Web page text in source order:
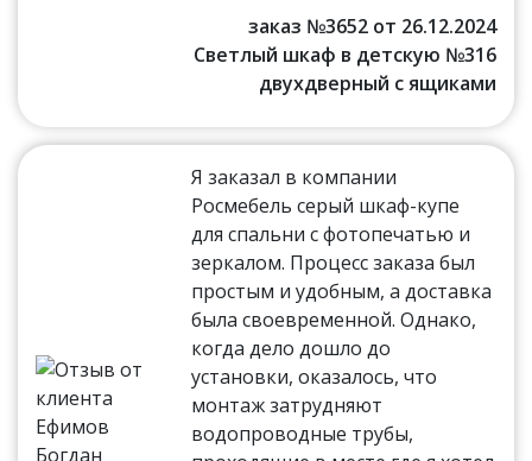
заказ №3652 от 26.12.2024
Светлый шкаф в детскую №316
двухдверный с ящиками
Я заказал в компании
Росмебель серый шкаф-купе
для спальни с фотопечатью и
зеркалом. Процесс заказа был
простым и удобным, а доставка
была своевременной. Однако,
когда дело дошло до
установки, оказалось, что
монтаж затрудняют
водопроводные трубы,